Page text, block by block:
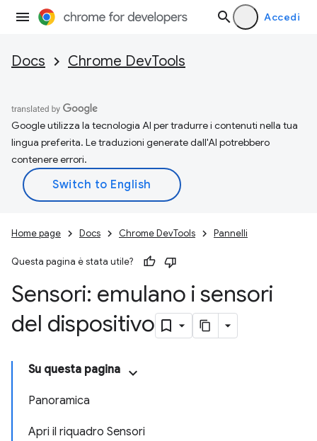
Accedi
Docs Chrome DevTools
Google utilizza la tecnologia AI per tradurre i contenuti nella tua
lingua preferita. Le traduzioni generate dall'AI potrebbero
contenere errori.
Home page Docs Chrome DevTools Pannelli
Questa pagina è stata utile?
Sensori: emulano i sensori
del dispositivo
Su questa pagina
Panoramica
Apri il riquadro Sensori